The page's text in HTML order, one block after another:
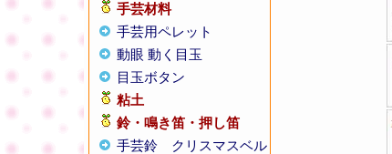
手芸材料
手芸用ペレット
動眼 動く目玉
目玉ボタン
粘土
鈴・鳴き笛・押し笛
手芸鈴
クリスマスベル